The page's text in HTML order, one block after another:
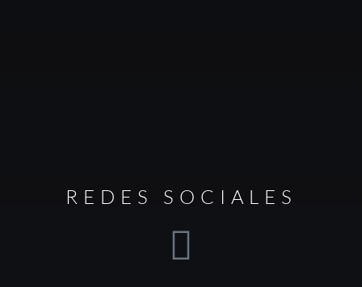
REDES SOCIALES